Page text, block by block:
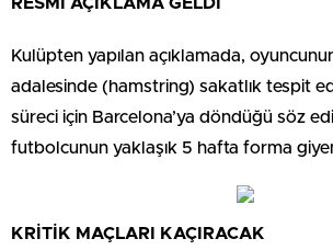
Kulüpten yapılan açıklamada,
adalesinde (hamstring) sakatlık tespit
süreci için Barcelona’ya döndüğü söz
futbolcunun yaklaşık 5 hafta forma
KRİTİK MAÇLARI KAÇIRACAK